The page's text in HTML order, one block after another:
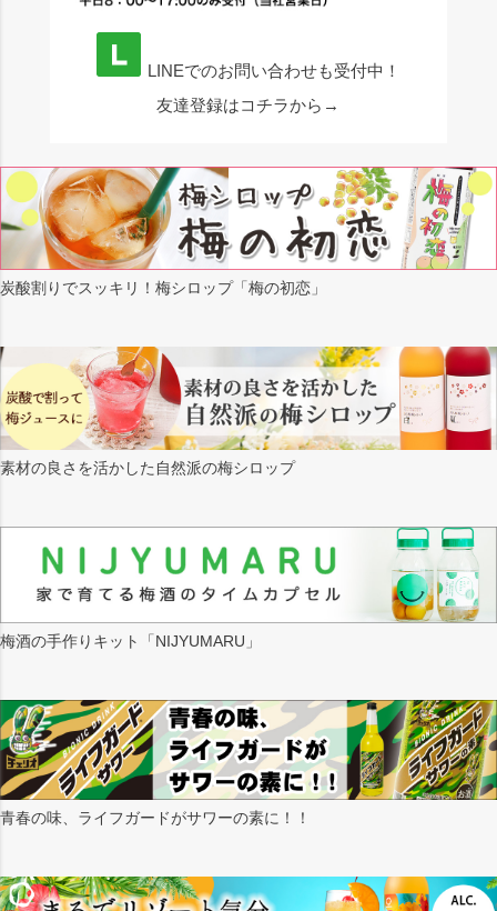
LINEでのお問い合わせも受付中！
友達登録はコチラから→
炭酸割りでスッキリ！梅シロップ「梅の初恋」
素材の良さを活かした自然派の梅シロップ
梅酒の手作りキット「NIJYUMARU」
青春の味、ライフガードがサワーの素に！！